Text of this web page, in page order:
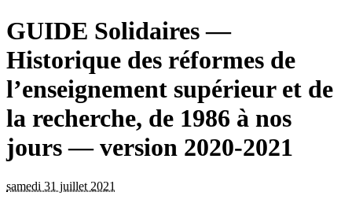
GUIDE Solidaires —
Historique des réformes de
l’enseignement supérieur et de
la recherche, de 1986 à nos
jours — version 2020-2021
samedi 31 juillet 2021